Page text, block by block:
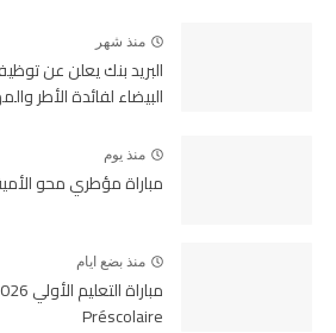
منذ شهر
البيضاء لفائدة الأطر
منذ يوم
مباراة مؤطري محو الأمية
منذ بضع ايام
Préscolaire